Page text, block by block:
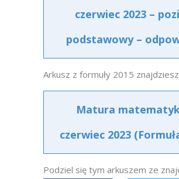
czerwiec 2023 –
podstawowy –
Arkusz z formuły 2015
Matura
czerwiec 2023
Podziel się tym arkuszem ze